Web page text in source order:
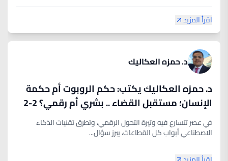
اقرأ المزيد
د. حمزه العكاليك
د. حمزه العكاليك يكتب: حكم الروبوت أم حكمة
الإنسان؛ مستقبل القضاء .. بشري أم رقمي؟ 2-2
في عصر تتسارع فيه وتيرة التحول الرقمي، وتطرق تقنيات الذكاء
الاصطناعي أبواب كل القطاعات، يبرز سؤال...